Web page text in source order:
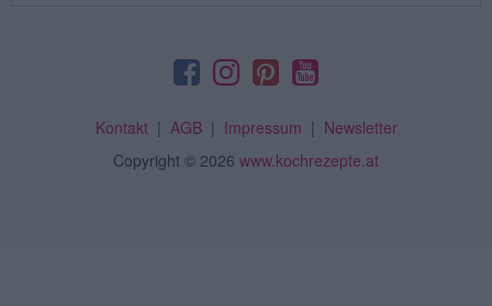
Kontakt| AGB| Impressum | Newsletter
Copyright © 2026 www.kochrezepte.at